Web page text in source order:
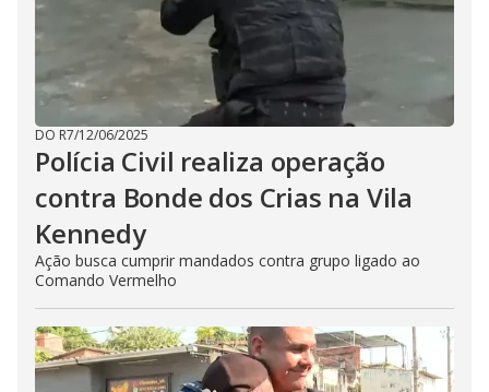
DO R7/12/06/2025
Polícia Civil realiza operação
contra Bonde dos Crias na Vila
Kennedy
Ação busca cumprir mandados contra grupo ligado ao
Comando Vermelho